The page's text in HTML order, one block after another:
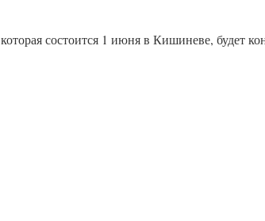
состоится 1 июня в Кишиневе, будет